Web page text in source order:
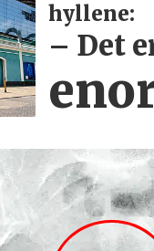
hyllene:
– Det